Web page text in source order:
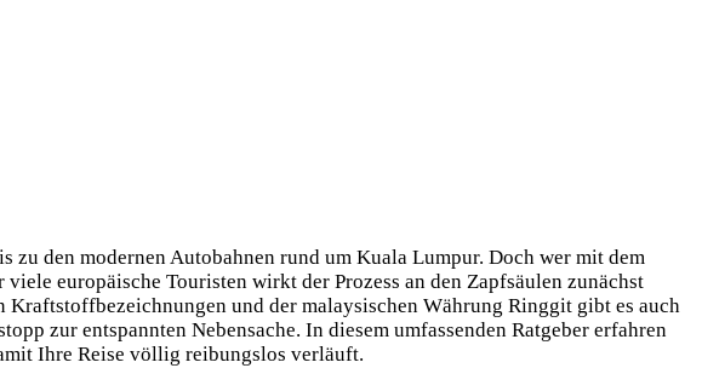
den modernen Autobahnen rund um Kuala Lumpur. Doch wer mit dem
europäische Touristen wirkt der Prozess an den Zapfsäulen zunächst
und der malaysischen Währung Ringgit gibt es auch
zur entspannten Nebensache. In diesem umfassenden Ratgeber erfahren
Ihre Reise völlig reibungslos verläuft.